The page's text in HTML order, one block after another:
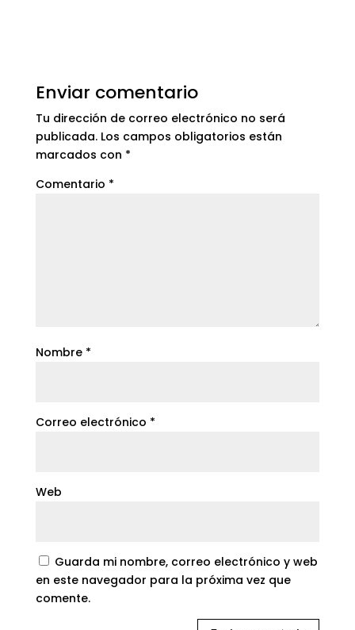
Enviar comentario
Tu dirección de correo electrónico no será
publicada. Los campos obligatorios están
marcados con *
Comentario *
Nombre *
Correo electrónico *
Web
Guarda mi nombre, correo electrónico y web
en este navegador para la próxima vez que
comente.